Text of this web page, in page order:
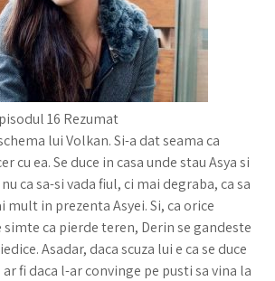
16 Rezumat
lui Volkan. Si-a dat seama ca
cu ea. Se duce in casa unde stau Asya si
ca sa-si vada fiul, ci mai degraba, ca sa
mult in prezenta Asyei. Si, ca orice
ca pierde teren, Derin se gandeste
Asadar, daca scuza lui e ca se duce
ar fi daca l-ar convinge pe pusti sa vina la